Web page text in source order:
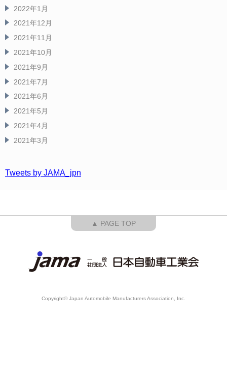
2022年1月
2021年12月
2021年11月
2021年10月
2021年9月
2021年7月
2021年6月
2021年5月
2021年4月
2021年3月
Tweets by JAMA_jpn
▲ PAGE TOP
Copyright© Japan Automobile Manufacturers Association, Inc.